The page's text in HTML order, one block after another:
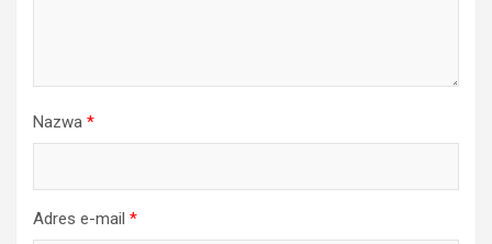
Nazwa *
Adres e-mail *